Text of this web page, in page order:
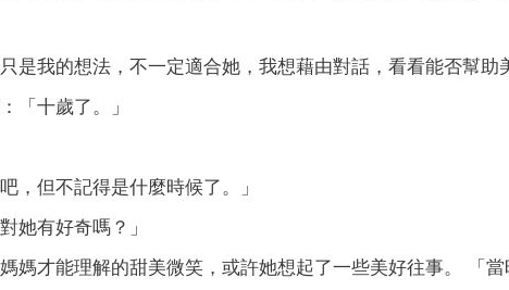
是我的想法，不一定適合她，我想藉由對話，看看能否幫助
「十歲了。」
，但不記得是什麼時候了。」
她有好奇嗎？」
媽才能理解的甜美微笑，或許她想起了一些美好往事。 「